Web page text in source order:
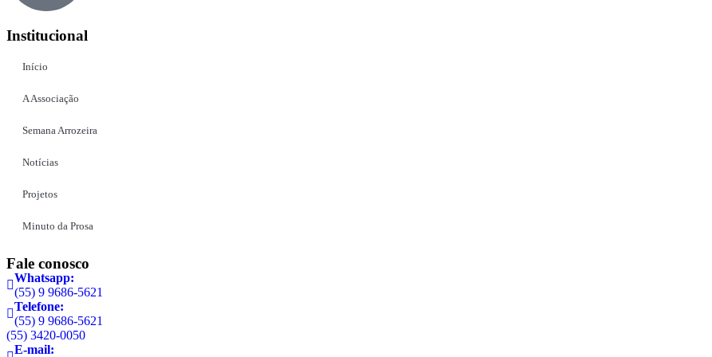
Institucional
Início
A Associação
Semana Arrozeira
Notícias
Projetos
Minuto da Prosa
Fale conosco
Whatsapp:
(55) 9 9686-5621
Telefone:
(55) 9 9686-5621
(55) 3420-0050
E-mail: